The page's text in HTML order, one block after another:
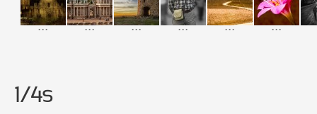
... ... ... ... ... ...
1/4s